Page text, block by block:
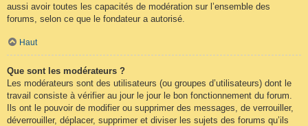
aussi avoir toutes les capacités de modération sur l’ensemble des
forums, selon ce que le fondateur a autorisé.
Haut
Que sont les modérateurs ?
Les modérateurs sont des utilisateurs (ou groupes d’utilisateurs) dont le
travail consiste à vérifier au jour le jour le bon fonctionnement du forum.
Ils ont le pouvoir de modifier ou supprimer des messages, de verrouiller,
déverrouiller, déplacer, supprimer et diviser les sujets des forums qu’ils